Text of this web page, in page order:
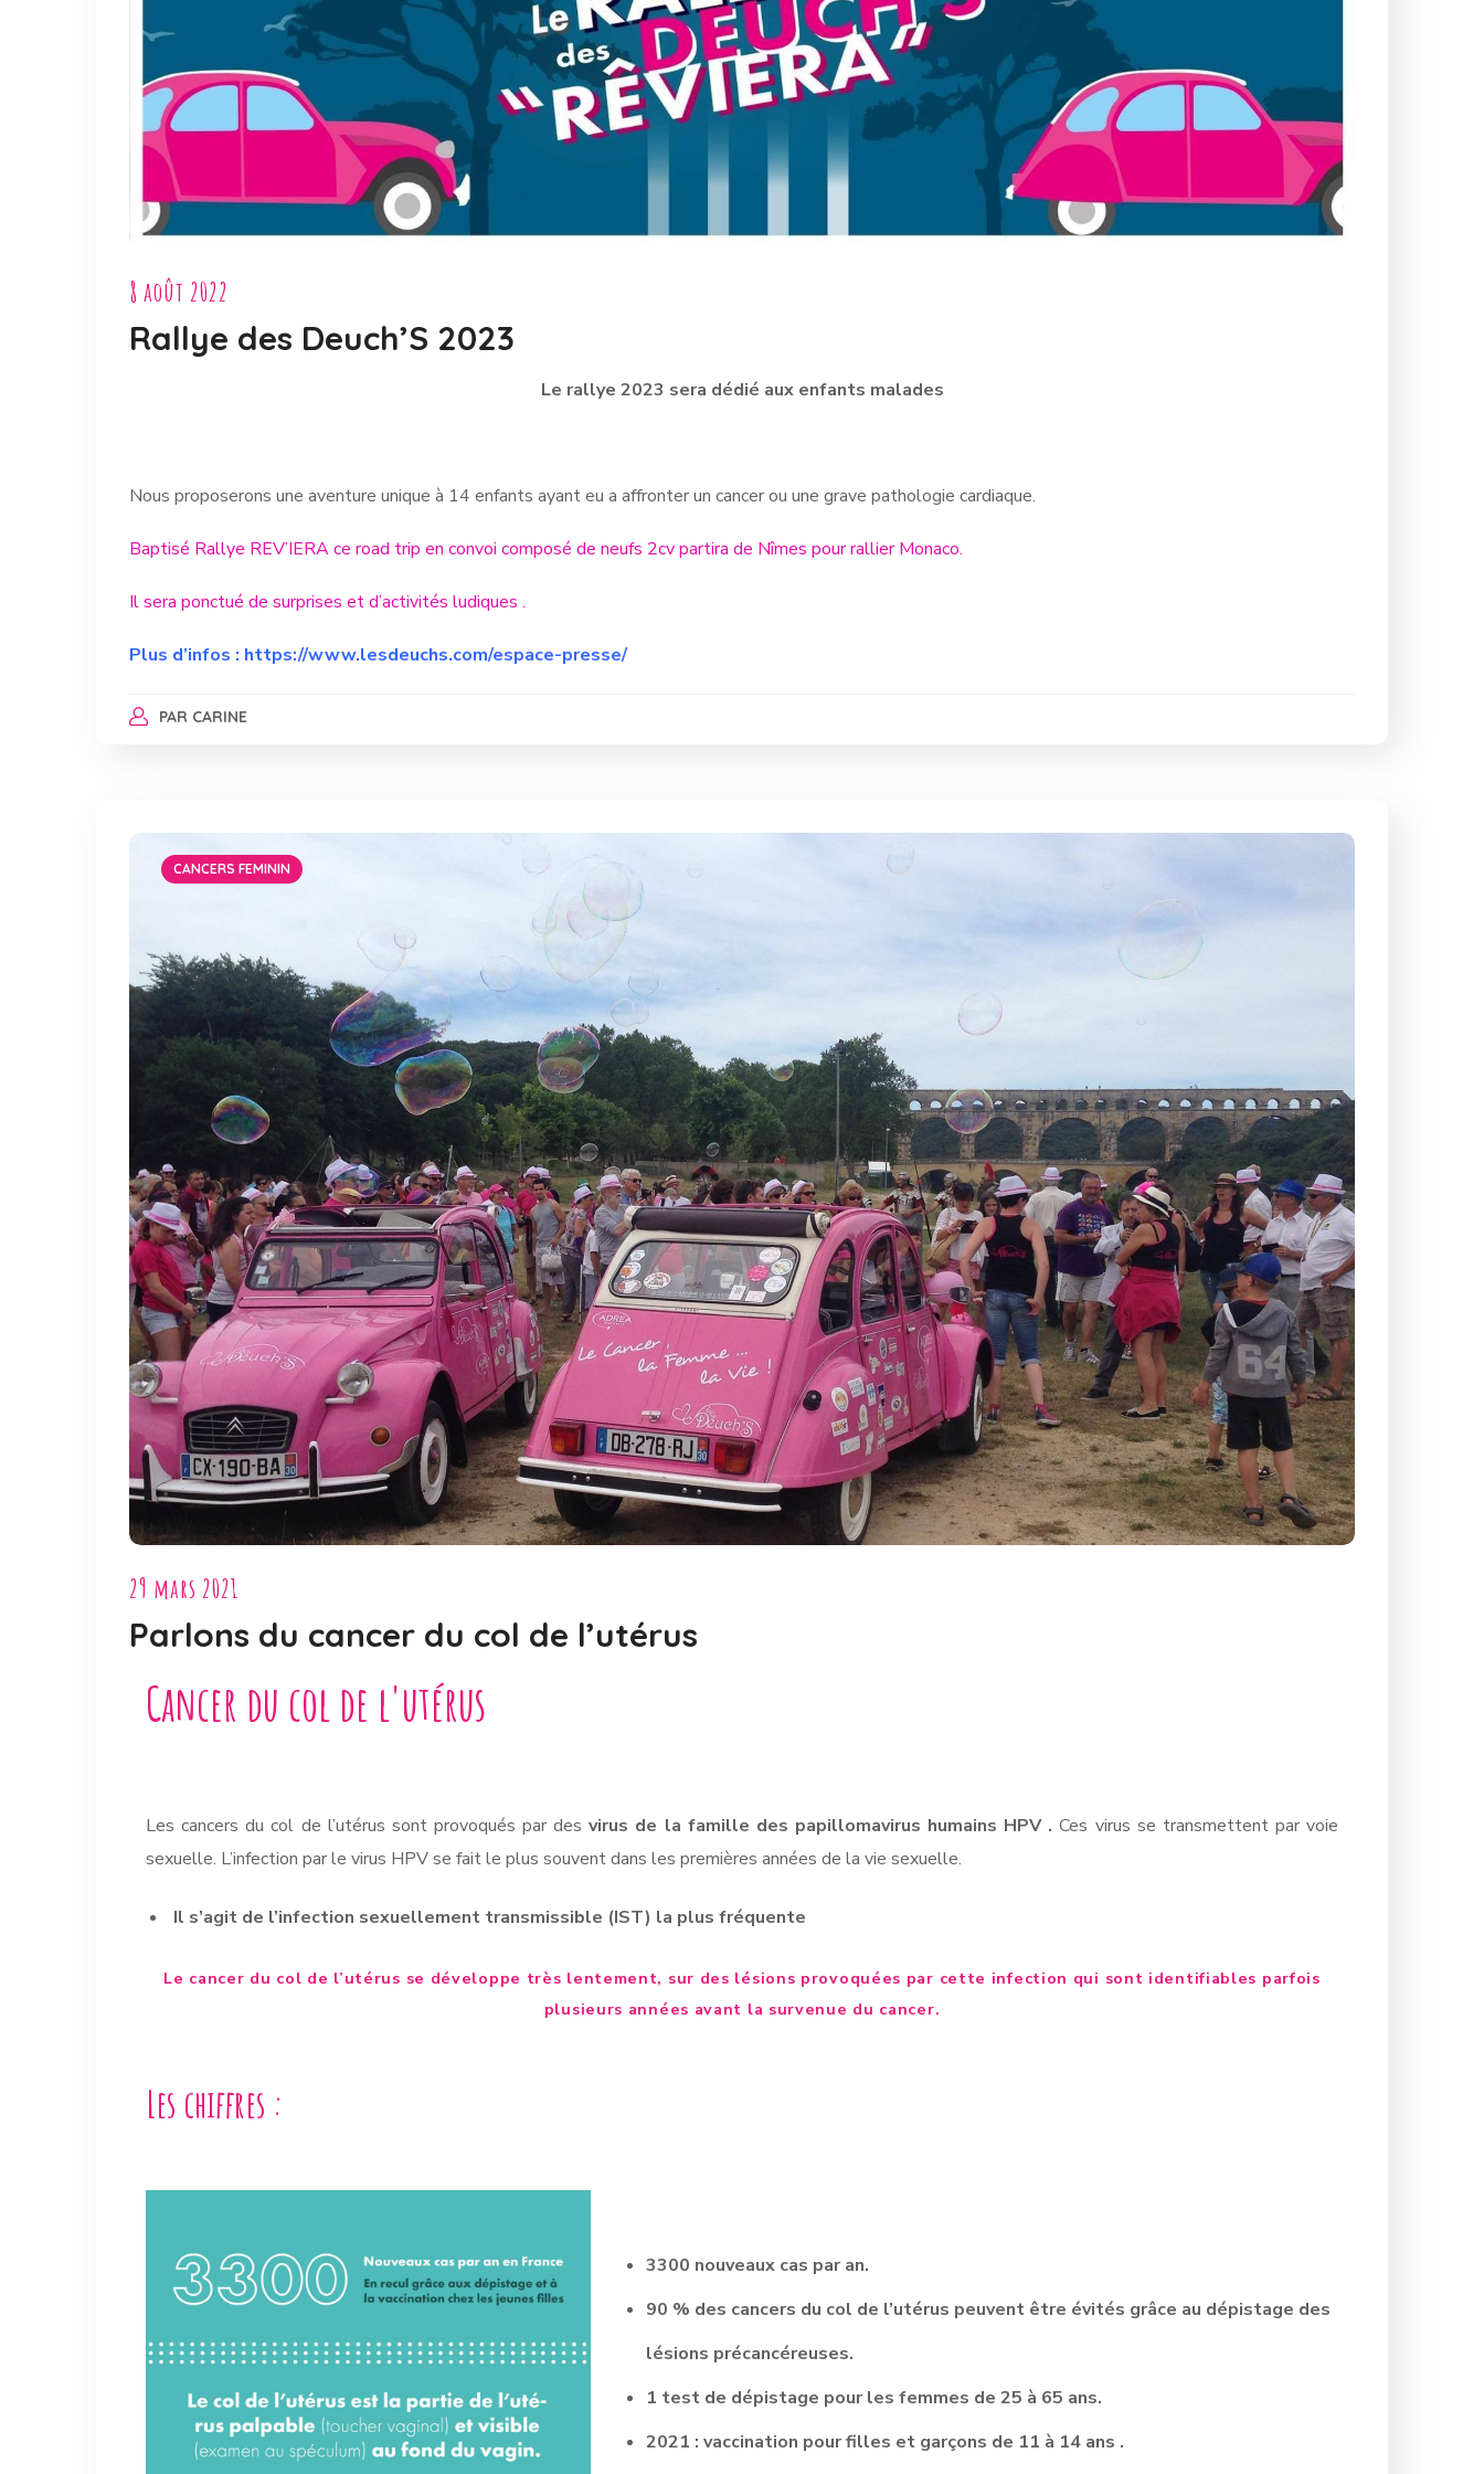
8 août 2022
Rallye des Deuch’S 2023
Le rallye 2023 sera dédié aux enfants malades
Nous proposerons une aventure unique à 14 enfants ayant eu a affronter un cancer ou une grave pathologie cardiaque.
Baptisé Rallye REV’IERA ce road trip en convoi composé de neufs 2cv partira de Nîmes pour rallier Monaco.
Il sera ponctué de surprises et d’activités ludiques .
Plus d’infos : https://www.lesdeuchs.com/espace-presse/
PAR CARINE
CANCERS FEMININ
29 mars 2021
Parlons du cancer du col de l’utérus
Cancer du col de l'utérus
Les cancers du col de l’utérus sont provoqués par desvirus de la famille des papillomavirus humains HPV .Ces virus se transmettent par voie
sexuelle. L’infection par le virus HPV se fait le plus souvent dans les premières années de la vie sexuelle.
Il s’agit de l’infection sexuellement transmissible (IST) la plus fréquente
Le cancer du col de l’utérus se développe très lentement, sur des lésions provoquées par cette infection qui sont identifiables parfois
plusieurs années avant la survenue du cancer.
Les chiffres :
3300 nouveaux cas par an.
90 % des cancers du col de l’utérus peuvent être évités grâce au dépistage des
lésions précancéreuses.
1 test de dépistage pour les femmes de 25 à 65 ans.
2021 : vaccination pour filles et garçons de 11 à 14 ans .